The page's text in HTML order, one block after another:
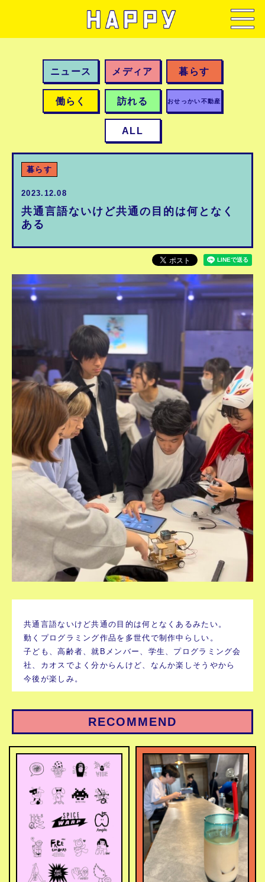
ニュース メディア 暮らす
働らく 訪れる おせっかい不動産
ALL
暮らす
2023.12.08
共通言語ないけど共通の目的は何となく
ある
共通言語ないけど共通の目的は何となくあるみたい。
動くプログラミング作品を多世代で制作中らしい。
子ども、高齢者、就Bメンバー、学生、プログラミング会
社、カオスでよく分からんけど、なんか楽しそうやから
今後が楽しみ。
RECOMMEND